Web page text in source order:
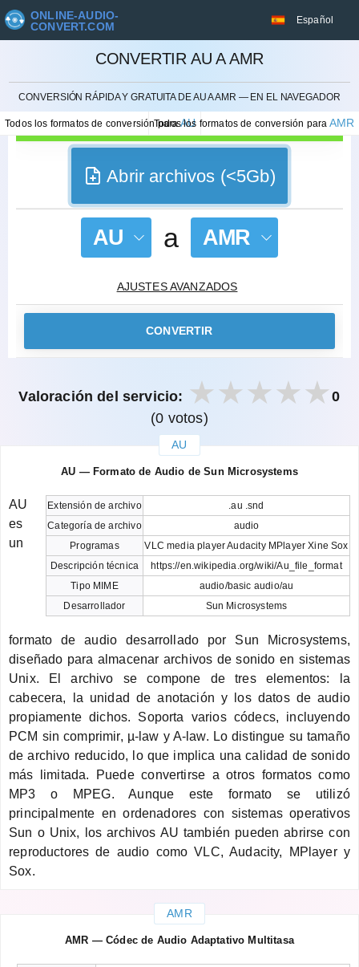
ONLINE-AUDIO-
CONVERT.COM
Español
CONVERTIR AU A AMR
CONVERSIÓN RÁPIDA Y GRATUITA DE AU A AMR — EN EL NAVEGADOR
Todos los formatos de conversión paraAU
Todos los formatos de conversión paraAMR
CANCELAR
Abrir archivos (<5Gb)
AU a AMR
AJUSTES AVANZADOS
CONVERTIR
Valoración del servicio:
0
(0 votos)
AU
AU — Formato de Audio de Sun Microsystems
Extensión de archivo
.au .snd
Categoría de archivo
audio
Programas
VLC media player Audacity MPlayer Xine Sox
Descripción técnica
https://en.wikipedia.org/wiki/Au_file_format
Tipo MIME
audio/basic audio/au
Desarrollador
Sun Microsystems
AU
es
un
formato de audio desarrollado por Sun Microsystems,
diseñado para almacenar archivos de sonido en sistemas
Unix. El archivo se compone de tres elementos: la
cabecera, la unidad de anotación y los datos de audio
propiamente dichos. Soporta varios códecs, incluyendo
PCM sin comprimir, µ-law y A-law. Lo distingue su tamaño
de archivo reducido, lo que implica una calidad de sonido
más limitada. Puede convertirse a otros formatos como
MP3 o MPEG. Aunque este formato se utilizó
principalmente en ordenadores con sistemas operativos
Sun o Unix, los archivos AU también pueden abrirse con
reproductores de audio como VLC, Audacity, MPlayer y
Sox.
AMR
AMR — Códec de Audio Adaptativo Multitasa